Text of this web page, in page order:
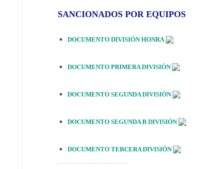
SANCIONADOS POR EQUIPOS
DOCUMENTO DIVISIÓN HONRA
DOCUMENTO PRIMERA DIVISIÓN
DOCUMENTO SEGUNDA DIVISIÓN
DOCUMENTO SEGUNDA B DIVISIÓN
DOCUMENTO TERCERA DIVISIÓN